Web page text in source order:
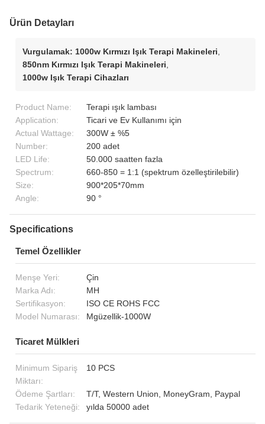
Ürün Detayları
Vurgulamak: 1000w Kırmızı Işık Terapi Makineleri
850nm Kırmızı Işık Terapi Makineleri
1000w Işık Terapi Cihazları
Product Name:
Terapi ışık lambası
Application:
Ticari ve Ev Kullanımı için
Actual Wattage:
300W ± %5
Number:
200 adet
LED Life:
50.000 saatten fazla
Spectrum:
660-850 = 1:1 (spektrum özelleştirilebilir)
Size:
900*205*70mm
Angle:
90 °
Specifications
Temel Özellikler
Menşe Yeri:
Çin
Marka Adı:
MH
Sertifikasyon:
ISO CE ROHS FCC
Model Numarası:
Mgüzellik-1000W
Ticaret Mülkleri
Minimum Sipariş
Miktarı:
10 PCS
Ödeme Şartları:
T/T, Western Union, MoneyGram, Paypal
Tedarik Yeteneği:
yılda 50000 adet